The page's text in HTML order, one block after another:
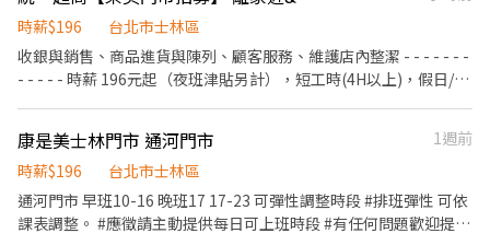
時薪$196
台北市士林區
收銀與銷售、商品進貨與陳列、顧客服務、維護店內整潔​ - - - - - - -
- - - - -​ 時薪 196元起（夜班津貼另計），短工時(4H以上)，假日/暑
為主)​ 工作地點：依您鄰近地區媒合​ *學經歷不拘，喜歡與人互動，
樂觀開朗，具有服務熱忱*​ 若對其他地區有意願也歡迎投遞！ ​
康是美士林門市 通河門市
1週前
時薪$196
台北市士林區
通河門市 早班10-16 晚班17 17-23 可彈性調整時段 #排班彈性 可依
課表調整。 #應徵請主動提供每日可上班時段 #有任何問題歡迎提問